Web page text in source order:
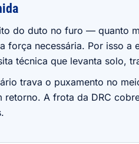
do duto no furo — quanto
força necessária. Por isso a
técnica que levanta solo,
trava o puxamento no
A frota da DRC